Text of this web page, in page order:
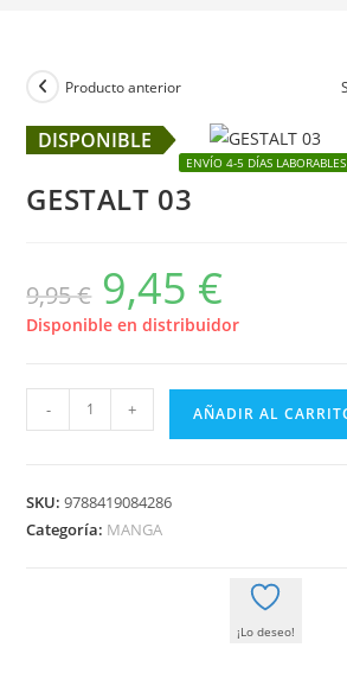
Producto anterior
DISPONIBLE
ENVÍO 4-5 DÍAS LABORABLES
GESTALT 03
9,95€
El
precio
original
era:
9,45 €
es:
Disponible en distribuidor
GESTALT
03
- + AÑADIR AL
SKU:9788419084286
Categoría: MANGA
¡Lo deseo!